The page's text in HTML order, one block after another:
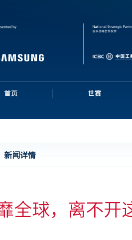
首页 世赛
新闻详情
全球，离不开